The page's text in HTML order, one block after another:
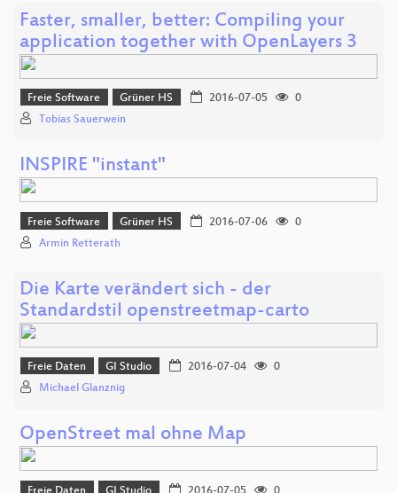
Faster, smaller, better: Compiling your
application together with OpenLayers 3
Freie Software Grüner HS 2016-07-05
0
Tobias Sauerwein
INSPIRE "instant"
Freie Software Grüner HS 2016-07-06
0
Armin Retterath
Die Karte verändert sich - der
Standardstil openstreetmap-carto
Freie Daten GI Studio 2016-07-04
0
Michael Glanznig
OpenStreet mal ohne Map